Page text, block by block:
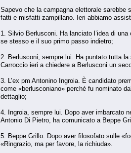
Sapevo che la campagna elettorale
fatti e misfatti zampillano. Ieri abbiamo
1. Silvio Berlusconi. Ha lanciato l’idea di
se stesso e il suo primo passo indietro;
2. Berlusconi, sempre lui. Ha puntato tutta
Carroccio ieri a chiedere a Berlusconi un
3. L’ex pm Antonino Ingroia. È candidato
come «berlusconiano» perché fu nominato
dettaglio;
4. Ingroia, sempre lui. Dopo aver imbarcato
Antonio Di Pietro, ha comunicato a Beppe
5. Beppe Grillo. Dopo aver filosofato sulle
«Ringrazio, ma per favore, la richiuda».